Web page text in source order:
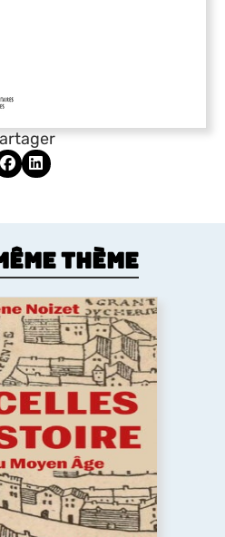
thème
Paris au Moyen
Âge
a dessiné la forme de la
la trame des rues, les
urbaine montrent
des habitants médiévaux
l’espace urbain